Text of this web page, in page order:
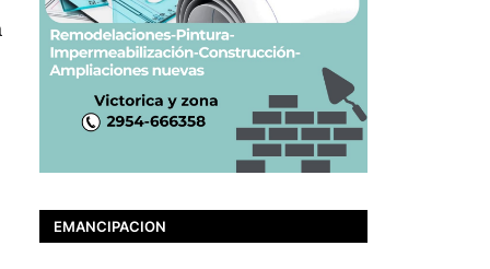
EMANCIPACION